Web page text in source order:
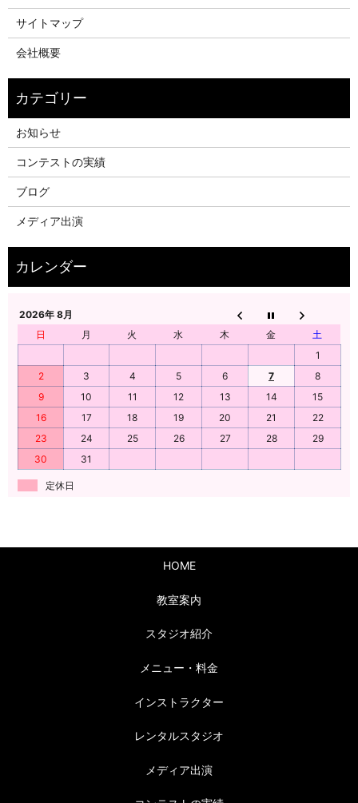
サイトマップ
会社概要
お知らせ
コンテストの実績
ブログ
メディア出演
2026年 8月
日
月 火 水 木 金
土
1
2
3 4 5 6 7
8
9
10 11 12 13 14
15
16
17 18 19 20 21
22
23
24 25 26 27 28
29
30
31
定休日
HOME
教室案内
スタジオ紹介
メニュー・料金
インストラクター
レンタルスタジオ
メディア出演